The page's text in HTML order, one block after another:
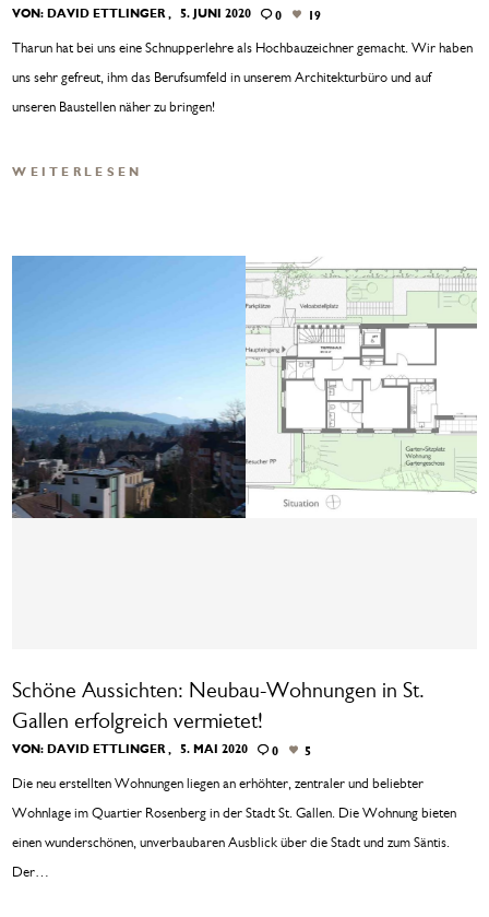
VON: DAVID ETTLINGER 5. JUNI 2020 0 19
Tharun hat bei uns eine Schnupperlehre als Hochbauzeichner gemacht. Wir haben
uns sehr gefreut, ihm das Berufsumfeld in unserem Architekturbüro und auf
unseren Baustellen näher zu bringen!
WEITERLESEN
Schöne Aussichten: Neubau-Wohnungen in St.
Gallen erfolgreich vermietet!
VON: DAVID ETTLINGER 5. MAI 2020 0 5
Die neu erstellten Wohnungen liegen an erhöhter, zentraler und beliebter
Wohnlage im Quartier Rosenberg in der Stadt St. Gallen. Die Wohnung bieten
einen wunderschönen, unverbaubaren Ausblick über die Stadt und zum Säntis.
Der…